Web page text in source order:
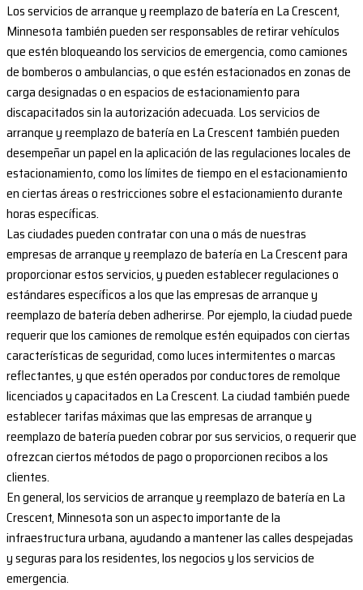
Los servicios de arranque y reemplazo de batería en La Crescent,
Minnesota también pueden ser responsables de retirar vehículos
que estén bloqueando los servicios de emergencia, como camiones
de bomberos o ambulancias, o que estén estacionados en zonas de
carga designadas o en espacios de estacionamiento para
discapacitados sin la autorización adecuada. Los servicios de
arranque y reemplazo de batería en La Crescent también pueden
desempeñar un papel en la aplicación de las regulaciones locales de
estacionamiento, como los límites de tiempo en el estacionamiento
en ciertas áreas o restricciones sobre el estacionamiento durante
horas específicas.
Las ciudades pueden contratar con una o más de nuestras
empresas de arranque y reemplazo de batería en La Crescent para
proporcionar estos servicios, y pueden establecer regulaciones o
estándares específicos a los que las empresas de arranque y
reemplazo de batería deben adherirse. Por ejemplo, la ciudad puede
requerir que los camiones de remolque estén equipados con ciertas
características de seguridad, como luces intermitentes o marcas
reflectantes, y que estén operados por conductores de remolque
licenciados y capacitados en La Crescent. La ciudad también puede
establecer tarifas máximas que las empresas de arranque y
reemplazo de batería pueden cobrar por sus servicios, o requerir que
ofrezcan ciertos métodos de pago o proporcionen recibos a los
clientes.
En general, los servicios de arranque y reemplazo de batería en La
Crescent, Minnesota son un aspecto importante de la
infraestructura urbana, ayudando a mantener las calles despejadas
y seguras para los residentes, los negocios y los servicios de
emergencia.